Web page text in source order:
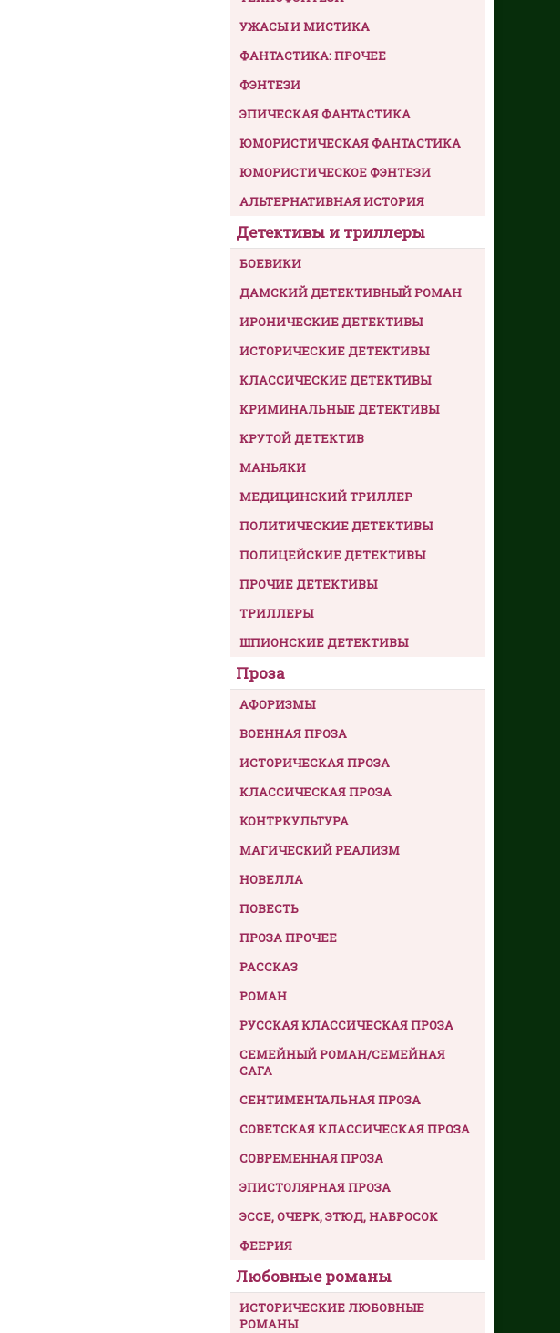
УЖАСЫ И МИСТИКА
ФАНТАСТИКА: ПРОЧЕЕ
ФЭНТЕЗИ
ЭПИЧЕСКАЯ ФАНТАСТИКА
ЮМОРИСТИЧЕСКАЯ ФАНТАСТИКА
ЮМОРИСТИЧЕСКОЕ ФЭНТЕЗИ
АЛЬТЕРНАТИВНАЯ ИСТОРИЯ
Детективы и триллеры
БОЕВИКИ
ДАМСКИЙ ДЕТЕКТИВНЫЙ РОМАН
ИРОНИЧЕСКИЕ ДЕТЕКТИВЫ
ИСТОРИЧЕСКИЕ ДЕТЕКТИВЫ
КЛАССИЧЕСКИЕ ДЕТЕКТИВЫ
КРИМИНАЛЬНЫЕ ДЕТЕКТИВЫ
КРУТОЙ ДЕТЕКТИВ
МАНЬЯКИ
МЕДИЦИНСКИЙ ТРИЛЛЕР
ПОЛИТИЧЕСКИЕ ДЕТЕКТИВЫ
ПОЛИЦЕЙСКИЕ ДЕТЕКТИВЫ
ПРОЧИЕ ДЕТЕКТИВЫ
ТРИЛЛЕРЫ
ШПИОНСКИЕ ДЕТЕКТИВЫ
Проза
АФОРИЗМЫ
ВОЕННАЯ ПРОЗА
ИСТОРИЧЕСКАЯ ПРОЗА
КЛАССИЧЕСКАЯ ПРОЗА
КОНТРКУЛЬТУРА
МАГИЧЕСКИЙ РЕАЛИЗМ
НОВЕЛЛА
ПОВЕСТЬ
ПРОЗА ПРОЧЕЕ
РАССКАЗ
РОМАН
РУССКАЯ КЛАССИЧЕСКАЯ ПРОЗА
СЕМЕЙНЫЙ РОМАН/СЕМЕЙНАЯ
САГА
СЕНТИМЕНТАЛЬНАЯ ПРОЗА
СОВЕТСКАЯ КЛАССИЧЕСКАЯ ПРОЗА
СОВРЕМЕННАЯ ПРОЗА
ЭПИСТОЛЯРНАЯ ПРОЗА
ЭССЕ, ОЧЕРК, ЭТЮД, НАБРОСОК
ФЕЕРИЯ
Любовные романы
ИСТОРИЧЕСКИЕ ЛЮБОВНЫЕ
РОМАНЫ